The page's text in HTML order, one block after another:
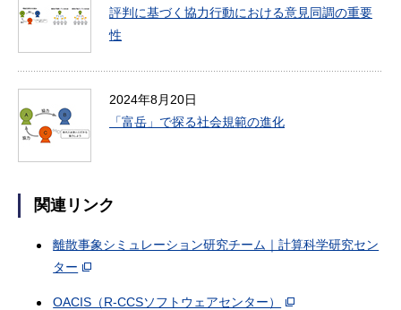
評判に基づく協力行動における意見同調の重要
性
2024年8月20日
「富岳」で探る社会規範の進化
関連リンク
離散事象シミュレーション研究チーム｜計算科学研究セン
ター
OACIS（R-CCSソフトウェアセンター）